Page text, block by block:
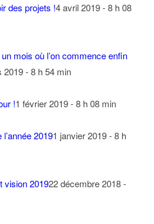
des projets !4 avril 2019 - 8 h 08
mois où l’on commence enfin
2019 - 8 h 54 min
!1 février 2019 - 8 h 08 min
20191 janvier 2019 - 8 h
vision 201922 décembre 2018 -